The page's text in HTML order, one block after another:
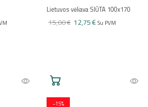
Lietuvos vėliava SIŪTA 100x170
15,00 € 12,75 € Su PVM
−15%